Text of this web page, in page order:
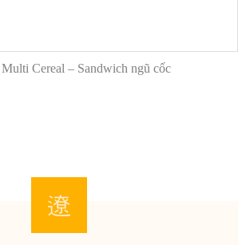
Cereal – Sandwich ngũ cốc